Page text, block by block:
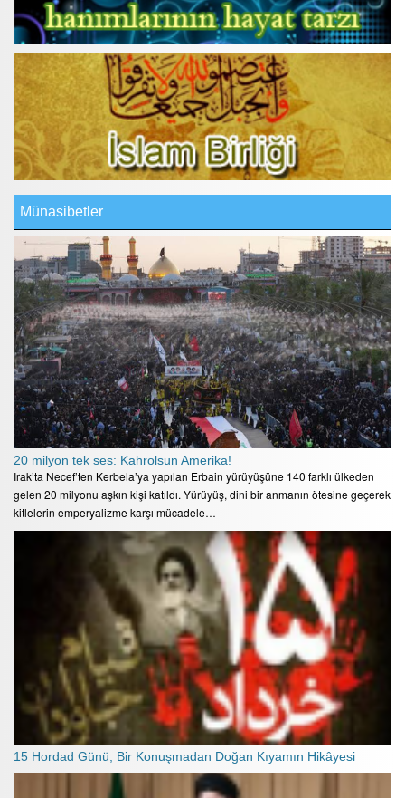
Münasibetler
20 milyon tek ses: Kahrolsun Amerika!
Irak’ta Necef’ten Kerbela’ya yapılan Erbain yürüyüşüne 140 farklı ülkeden
gelen 20 milyonu aşkın kişi katıldı. Yürüyüş, dini bir anmanın ötesine geçerek
kitlelerin emperyalizme karşı mücadele…
15 Hordad Günü; Bir Konuşmadan Doğan Kıyamın Hikâyesi